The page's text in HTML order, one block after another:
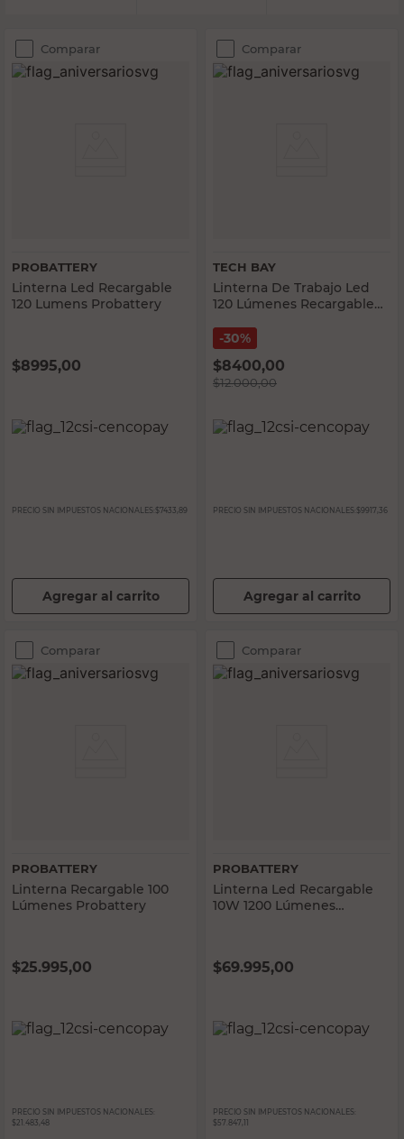
Comparar
PROBATTERY
Linterna Led Recargable
120 Lumens Probattery
$8995,00
PRECIO SIN IMPUESTOS NACIONALES: $7433,89
Agregar al carrito
Comparar
TECH BAY
Linterna De Trabajo Led
120 Lúmenes Recargable
30%
$8400,00
$12.000,00
PRECIO SIN IMPUESTOS NACIONALES: $9917,36
Agregar al carrito
Comparar
PROBATTERY
Linterna Recargable 100
Lúmenes Probattery
$25.995,00
PRECIO SIN IMPUESTOS NACIONALES:
$21.483,48
Comparar
PROBATTERY
Linterna Led Recargable
10W 1200 Lúmenes
$69.995,00
PRECIO SIN IMPUESTOS NACIONALES:
$57.847,11